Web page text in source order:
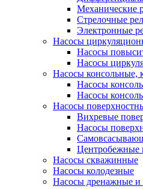
Механические
Стрелочные
Электронные
Насосы
Насосы
Насосы
Насосы консольные,
Насосы
Насосы
Насосы
Вихревые
Насосы
Центробежные
Насосы скважинные
Насосы колодезные
Насосы дренажные и